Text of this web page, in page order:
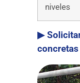
niveles
▶